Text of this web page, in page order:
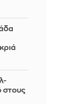
στους